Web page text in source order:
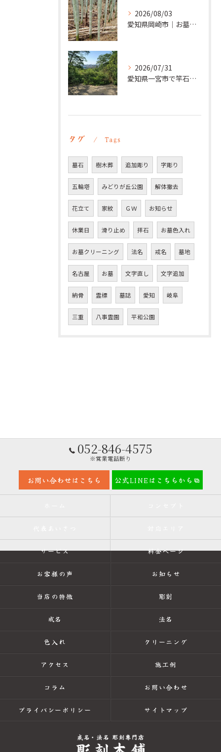
2026/08/03
愛知県岡崎市｜お墓の追加彫り施工例 ｜彫刻本舗
2026/07/31
愛知県一宮市で竿石への追加彫刻｜彫刻本舗
タグ Tags
墓石 樹木葬 追加彫り 字彫り
五輪塔 みどりが丘公園 解体撤去
花立て 家紋 ＧＷ お知らせ
休業日 滑り止め 拝石 お墓色入れ
お墓クリーニング 法名 戒名 墓地
名古屋 お墓 文字直し 文字追加
納骨 霊標 墓誌 愛知 岐阜
三重 八事霊園 平和公園
052-846-4575
※営業電話断り
お問い合わせはこちら 公式LINEはこちらから
サービス 料金ページ
お客様の声 お知らせ
当店の特徴 彫刻
戒名 法名
色入れ クリーニング
アクセス 施工例
コラム お問い合わせ
プライバシーポリシー サイトマップ